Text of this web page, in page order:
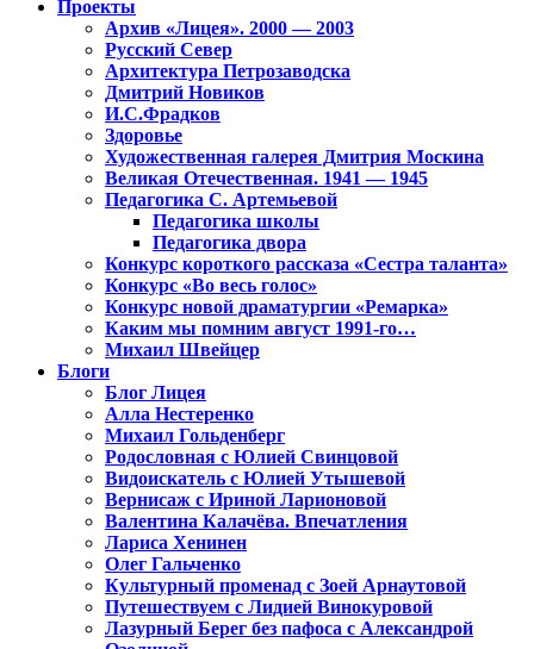
Проекты
Архив «Лицея». 2000 — 2003
Русский Север
Архитектура Петрозаводска
Дмитрий Новиков
И.С.Фрадков
Здоровье
Художественная галерея Дмитрия Москина
Великая Отечественная. 1941 — 1945
Педагогика С. Артемьевой
Педагогика школы
Педагогика двора
Конкурс короткого рассказа «Сестра таланта»
Конкурс «Во весь голос»
Конкурс новой драматургии «Ремарка»
Каким мы помним август 1991-го…
Михаил Швейцер
Блоги
Блог Лицея
Алла Нестеренко
Михаил Гольденберг
Родословная с Юлией Свинцовой
Видоискатель с Юлией Утышевой
Вернисаж с Ириной Ларионовой
Валентина Калачёва. Впечатления
Лариса Хенинен
Олег Гальченко
Культурный променад с Зоей Арнаутовой
Путешествуем с Лидией Винокуровой
Лазурный Берег без пафоса с Александрой